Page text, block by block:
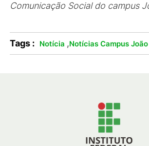
Comunicação Social do campus
Tags : Notícia ,Notícias Campus